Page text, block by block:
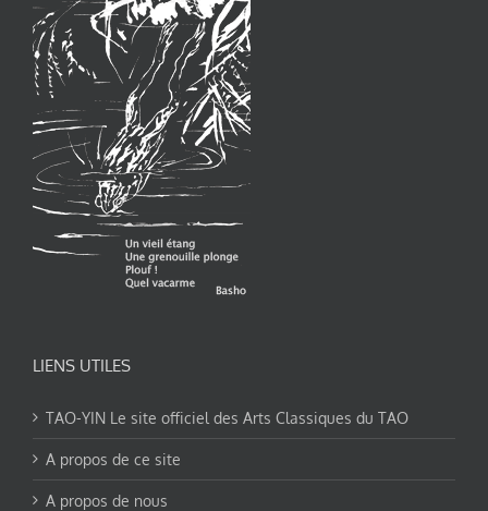
LIENS UTILES
TAO-YIN Le site officiel des Arts Classiques du TAO
A propos de ce site
A propos de nous